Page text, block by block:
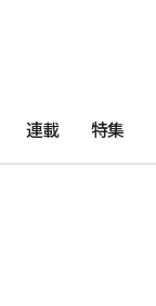
連載 特集